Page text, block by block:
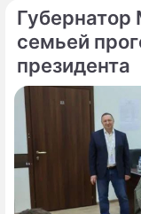
Подмосковья.
стороне.
Губернатор
семьей
президента